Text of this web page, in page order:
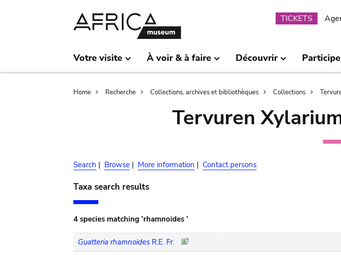
TICKETS
Votre visite À voir & à faire Découvrir
Breadcrumb
Home Recherche Collections, archives et bibliothèques Collections
Tervuren
Search | Browse | More information | Contact persons
Taxa search results
4 species matching 'rhamnoides '
Guatteria rhamnoides R.E. Fr.